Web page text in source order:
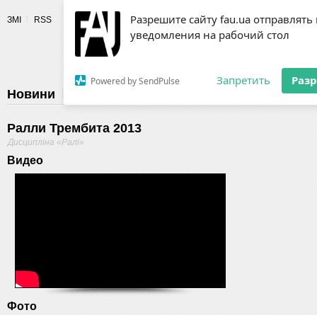
Разрешите сайту fau.ua отправлять
уведомления на рабочий стол
Powered by SendPulse Запретить
ЗМІ RSS
Новини Календар
Ралли Трембита 2013
Дисципліна «Ралі»
Видео
Фото